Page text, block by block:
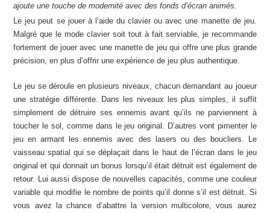
ajoute une touche de modernité avec des fonds d’écran animés.
Le jeu peut se jouer à l’aide du clavier ou avec une manette de jeu.
Malgré que le mode clavier soit tout à fait serviable, je recommande
fortement de jouer avec une manette de jeu qui offre une plus grande
précision, en plus d’offrir une expérience de jeu plus authentique.
Le jeu se déroule en plusieurs niveaux, chacun demandant au joueur
une stratégie différente. Dans les niveaux les plus simples, il suffit
simplement de détruire ses ennemis avant qu’ils ne parviennent à
toucher le sol, comme dans le jeu original. D’autres vont pimenter le
jeu en armant les ennemis avec des lasers ou des boucliers. Le
vaisseau spatial qui se déplaçait dans le haut de l’écran dans le jeu
original et qui donnait un bonus lorsqu’il était détruit est également de
retour. Lui aussi dispose de nouvelles capacités, comme une couleur
variable qui modifie le nombre de points qu’il donne s’il est détruit. Si
vous avez la chance d’abattre la version multicolore, vous aurez